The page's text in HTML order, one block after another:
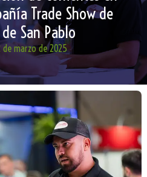
Trade Show de
San Pablo
de marzo de 2025